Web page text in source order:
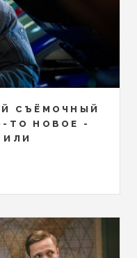
СЪЁМОЧНЫЙ
ТО НОВОЕ -